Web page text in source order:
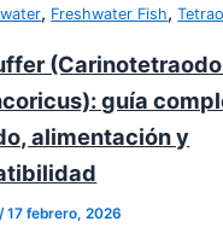
, Freshwater Fish,
guía
alimentación y
/17 febrero, 2026